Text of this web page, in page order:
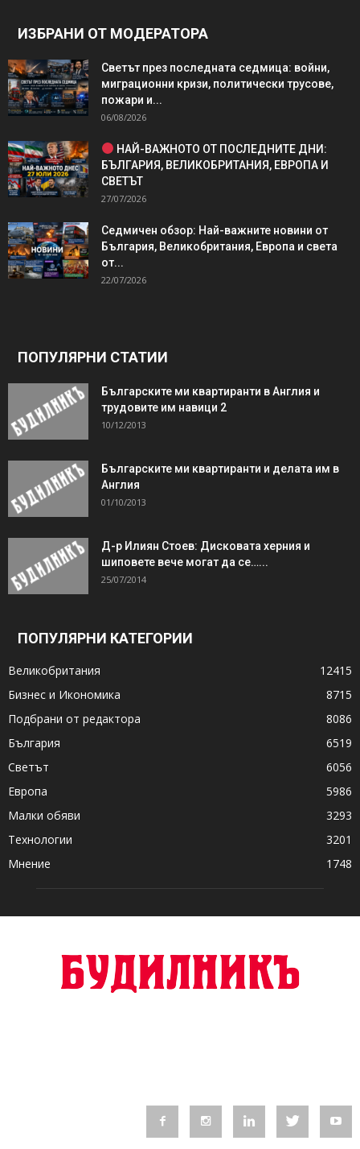
ИЗБРАНИ ОТ МОДЕРАТОРА
Светът през последната седмица: войни,
миграционни кризи, политически трусове,
пожари и...
06/08/2026
НАЙ-ВАЖНОТО ОТ ПОСЛЕДНИТЕ ДНИ:
БЪЛГАРИЯ, ВЕЛИКОБРИТАНИЯ, ЕВРОПА И
СВЕТЪТ
27/07/2026
Седмичен обзор: Най-важните новини от
България, Великобритания, Европа и света
от...
22/07/2026
ПОПУЛЯРНИ СТАТИИ
Българските ми квартиранти в Англия и
трудовите им навици 2
10/12/2013
Българските ми квартиранти и делата им в
Англия
01/10/2013
Д-р Илиян Стоев: Дисковата херния и
шиповете вече могат да се…...
25/07/2014
ПОПУЛЯРНИ КАТЕГОРИИ
Великобритания
12415
Бизнес и Икономика
8715
Подбрани от редактора
8086
България
6519
Светът
6056
Европа
5986
Малки обяви
3293
Технологии
3201
Мнение
1748